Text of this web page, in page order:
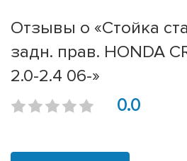
Отзывы о «Стойка
задн. прав. HONDA
2.0-2.4 06-»
0.0